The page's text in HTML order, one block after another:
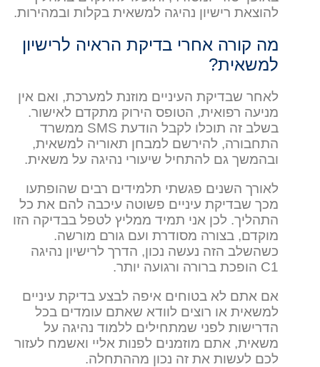
להוצאת רישיון נהיגה למשאית בקלות ובמהירות.
מה קורה אחרי בדיקת הראיה לרישיון
למשאית?
לאחר שבדיקת העיניים מוזנת למערכת, ואם אין
מניעה רפואית, הטופס הירוק מתקדם לאישור.
בשלב זה תוכלו לקבל הודעת SMS ממשרד
התחבורה, להירשם למבחן תאוריה למשאית,
ובהמשך גם להתחיל שיעורי נהיגה על משאית.
לאורך השנים פגשתי תלמידים רבים שהופתעו
מכך שבדיקת עיניים פשוטה עיכבה להם את כל
התהליך. לכן אני תמיד ממליץ לטפל בבדיקה הזו
מוקדם, בצורה מסודרת ועם גורם מורשה.
כשהשלב הזה נעשה נכון, הדרך לרישיון נהיגה
C1 הופכת ברורה ורגועה יותר.
אם אתם לא בטוחים איפה לבצע בדיקת עיניים
למשאית או רוצים לוודא שאתם עומדים בכל
הדרישות לפני שמתחילים ללמוד נהיגה על
משאית, אתם מוזמנים לפנות אליי ואשמח לעזור
לכם לעשות את זה נכון מההתחלה.